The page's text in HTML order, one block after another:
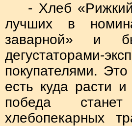
- Хлеб
лучших в
заварной» и
покупателями.
есть куда расти
победа
хлебопекарных